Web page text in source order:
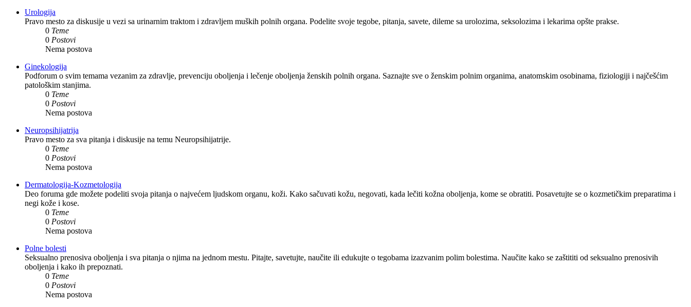
Urologija
Pravo mesto za diskusije u vezi sa urinarnim traktom i zdravljem muških polnih organa. Podelite svoje tegobe, pitanja, savete, dileme sa urolozima, seksolozima i lekarima opšte prakse.
0 Teme
0 Postovi
Nema postova
Ginekologija
Podforum o svim temama vezanim za zdravlje, prevenciju oboljenja i lečenje oboljenja ženskih polnih organa. Saznajte sve o ženskim polnim organima, anatomskim osobinama, fiziologiji i najčešćim
patološkim stanjima.
0 Teme
0 Postovi
Nema postova
Neuropsihijatrija
Pravo mesto za sva pitanja i diskusije na temu Neuropsihijatrije.
0 Teme
0 Postovi
Nema postova
Dermatologija-Kozmetologija
Deo foruma gde možete podeliti svoja pitanja o najvećem ljudskom organu, koži. Kako sačuvati kožu, negovati, kada lečiti kožna oboljenja, kome se obratiti. Posavetujte se o kozmetičkim preparatima i
negi kože i kose.
0 Teme
0 Postovi
Nema postova
Polne bolesti
Seksualno prenosiva oboljenja i sva pitanja o njima na jednom mestu. Pitajte, savetujte, naučite ili edukujte o tegobama izazvanim polim bolestima. Naučite kako se zaštititi od seksualno prenosivih
oboljenja i kako ih prepoznati.
0 Teme
0 Postovi
Nema postova